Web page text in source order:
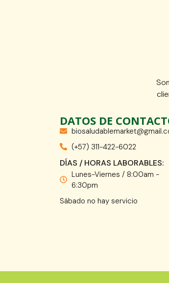
DATOS DE
(+57) 311-422-6022
DÍAS / HORAS LABORABLES:
Lunes-Viernes / 8:00am -
6:30pm
Sábado no hay servicio